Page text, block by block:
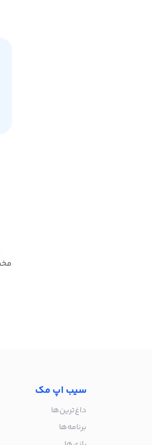
سیب اپ مک
داغ‌ترین‌ها
برنامه‌ها